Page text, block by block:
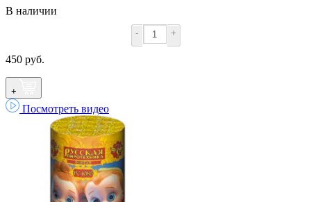
В наличии
- +
450 руб.
+
Посмотреть видео